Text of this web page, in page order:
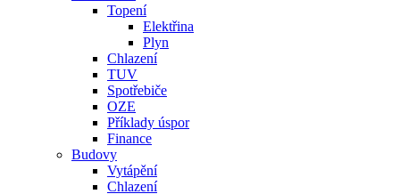
Topení
Elektřina
Plyn
Chlazení
TUV
Spotřebiče
OZE
Příklady úspor
Finance
Budovy
Vytápění
Chlazení